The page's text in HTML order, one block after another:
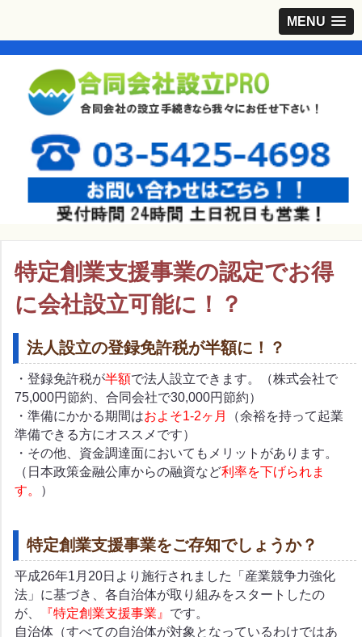
MENU
特定創業支援事業の認定でお得
に会社設立可能に！？
法人設立の登録免許税が半額に！？
・登録免許税が半額で法人設立できます。（株式会社で
75,000円節約、合同会社で30,000円節約）
・準備にかかる期間はおよそ1-2ヶ月
（余裕を持って起業
準備できる方にオススメです）
・その他、資金調達面においてもメリットがあります。
（日本政策金融公庫からの融資など利率を下げられま
す。
）
特定創業支援事業をご存知でしょうか？
平成26年1月20日より施行されました「産業競争力強化
法」に基づき、各自治体が取り組みをスタートしたの
が、
『特定創業支援事業』 です。
自治体（すべての自治体が対象となっているわけではあ